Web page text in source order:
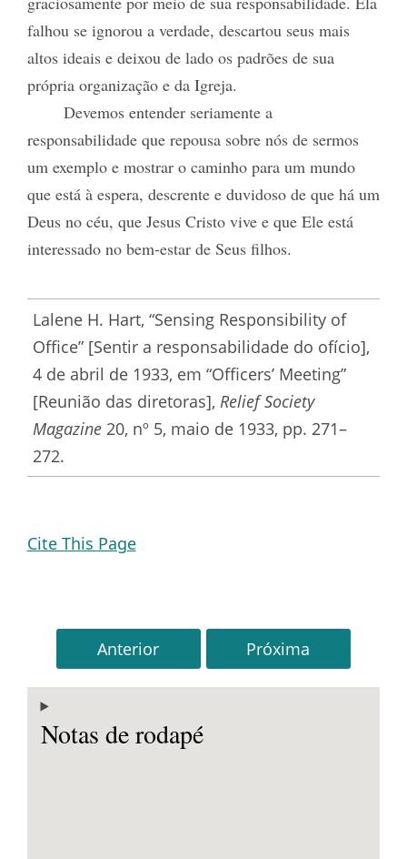
falhou se ignorou a verdade, descartou seus mais
altos ideais e deixou de lado os padrões de sua
própria organização e da Igreja.
Devemos entender seriamente a
responsabilidade que repousa sobre nós de sermos
um exemplo e mostrar o caminho para um mundo
que está à espera, descrente e duvidoso de que há um
Deus no céu, que Jesus Cristo vive e que Ele está
interessado no bem-estar de Seus filhos.
Lalene H. Hart, “Sensing Responsibility of
Office” [Sentir a responsabilidade do ofício],
4 de abril de 1933, em “Officers’ Meeting”
[Reunião das diretoras],Relief Society
Magazine 20, nº 5, maio de 1933, pp. 271–
272.
Cite This Page
Anterior Próxima
Notas de rodapé